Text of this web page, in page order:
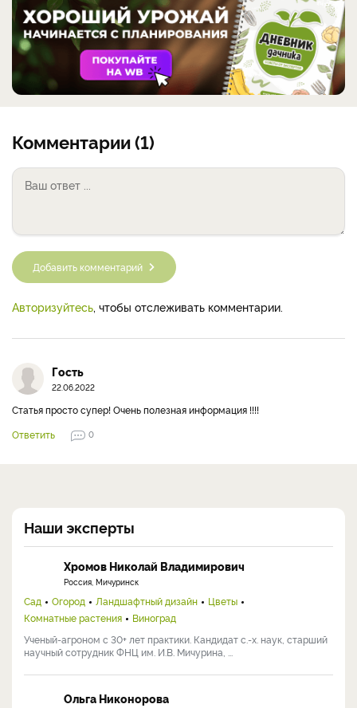
Комментарии (1)
Добавить комментарий
Авторизуйтесь, чтобы отслеживать комментарии.
Гость
22.06.2022
Статья просто супер! Очень полезная информация !!!!
Ответить
0
Наши эксперты
Хромов Николай Владимирович
Россия, Мичуринск
Сад Огород Ландшафтный дизайн
Цветы
Комнатные растения
Виноград
Ученый-агроном с 30+ лет практики. Кандидат с.-х. наук, старший
научный сотрудник ФНЦ им. И.В. Мичурина, ...
Ольга Никонорова